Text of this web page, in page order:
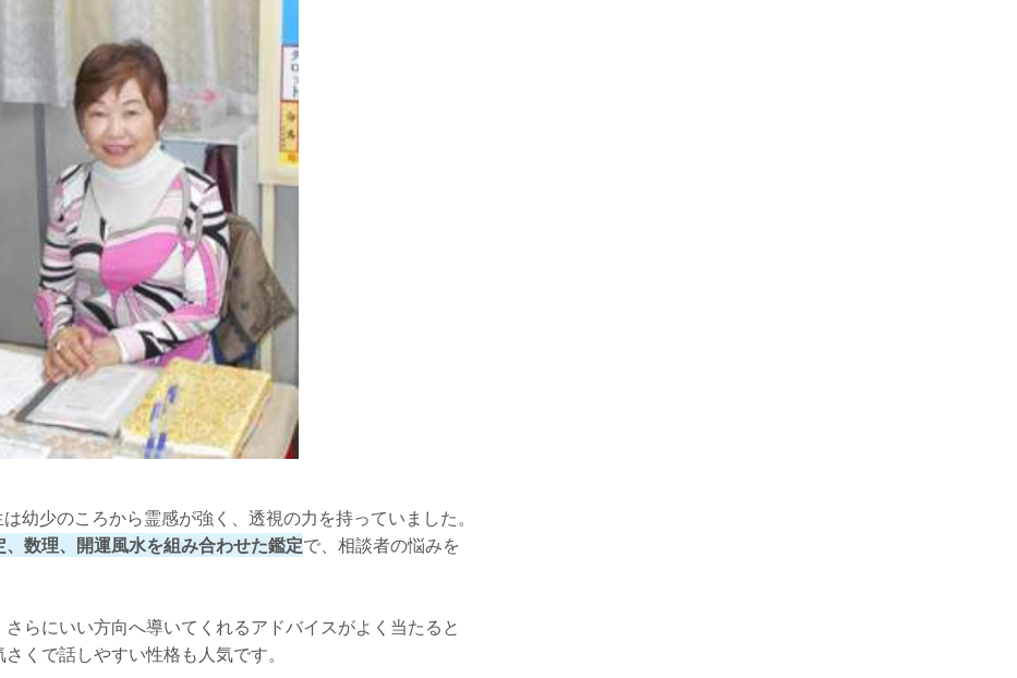
幼少のころから霊感が強く、透視の力を持っていました。
数理、開運風水を組み合わせた鑑定で、相談者の悩みを
らにいい方向へ導いてくれるアドバイスがよく当たると
くで話しやすい性格も人気です。